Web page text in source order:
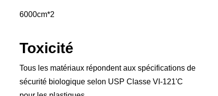
6000cm*2
Toxicité
Tous les matériaux répondent aux spécifications de
sécurité biologique selon USP Classe VI-121'C